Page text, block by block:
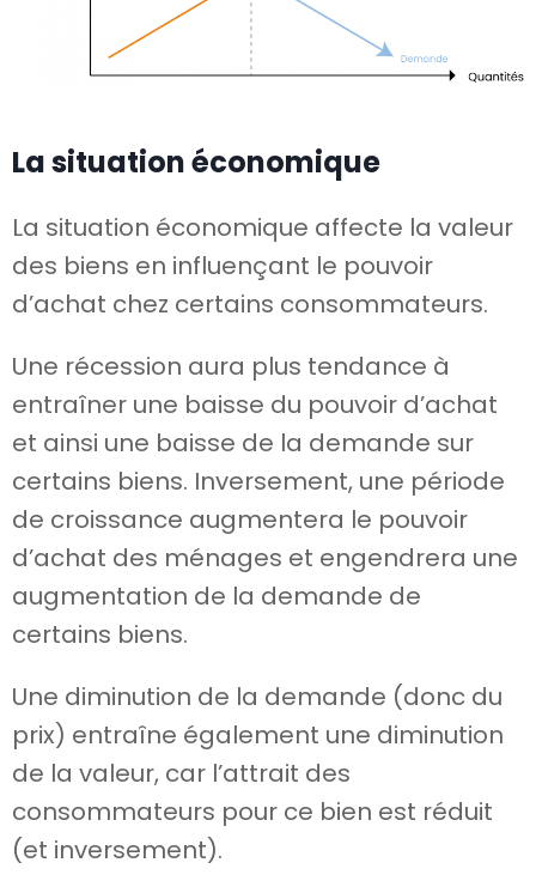
La situation économique
La situation économique affecte la valeur
des biens en influençant le pouvoir
d’achat chez certains consommateurs.
Une récession aura plus tendance à
entraîner une baisse du pouvoir d’achat
et ainsi une baisse de la demande sur
certains biens. Inversement, une période
de croissance augmentera le pouvoir
d’achat des ménages et engendrera une
augmentation de la demande de
certains biens.
Une diminution de la demande (donc du
prix) entraîne également une diminution
de la valeur, car l’attrait des
consommateurs pour ce bien est réduit
(et inversement).